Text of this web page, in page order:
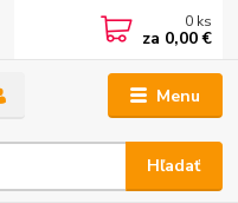
Menu
Hľadať
0 ks
za 0,00 €